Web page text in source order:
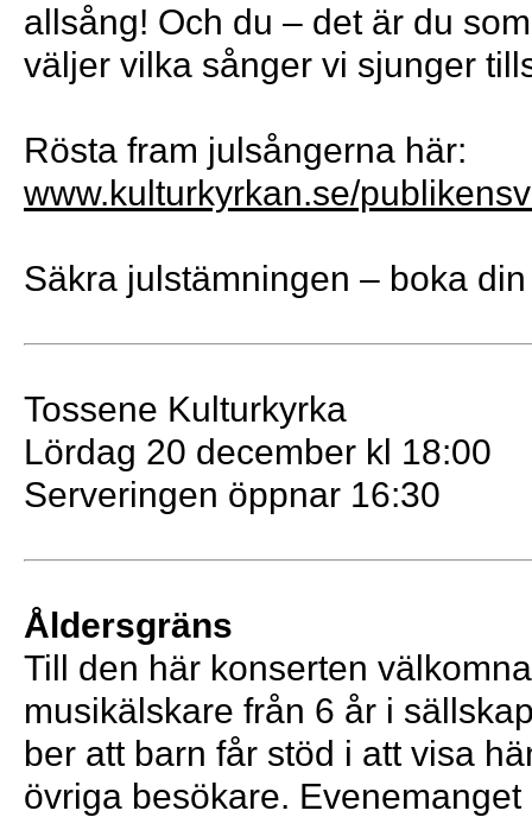
allsång! Och du – det är du
väljer vilka sånger vi sjunger
Rösta fram julsångerna här:
www.kulturkyrkan.se/
Säkra julstämningen – boka
Tossene Kulturkyrka
Lördag 20 december kl 18:00
Serveringen öppnar 16:30
Åldersgräns
Till den här konserten
musikälskare från 6 år i
ber att barn får stöd i att visa
övriga besökare. Evenemanget